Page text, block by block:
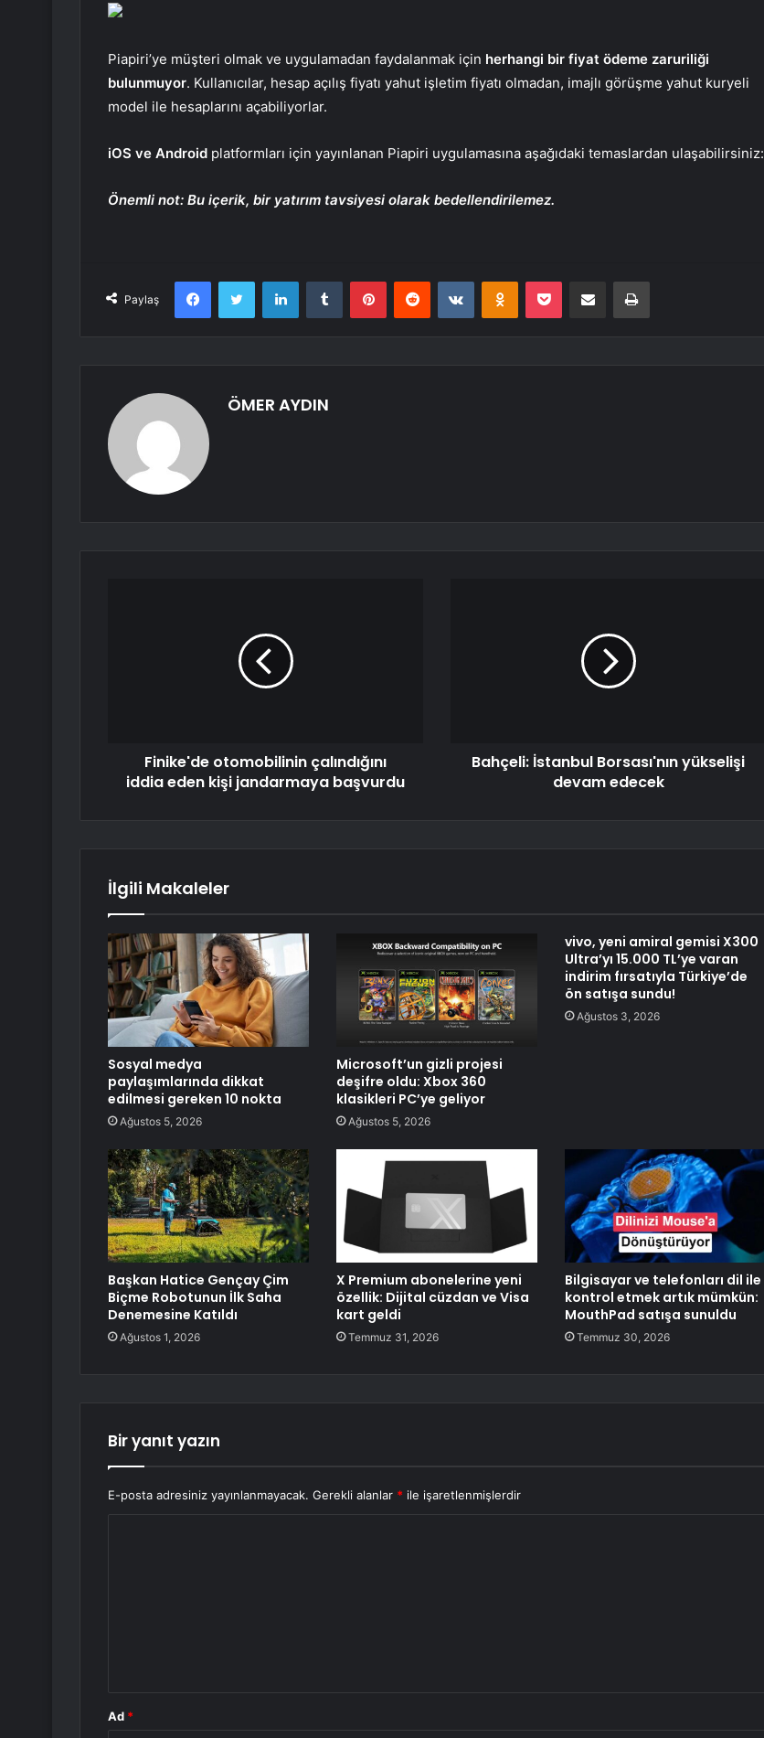
Piapiri’ye müşteri olmak ve uygulamadan faydalanmak için herhangi bir fiyat ödeme zaruriliği
bulunmuyor. Kullanıcılar, hesap açılış fiyatı yahut işletim fiyatı olmadan, imajlı görüşme yahut kuryeli
model ile hesaplarını açabiliyorlar.
iOS ve Android platformları için yayınlanan Piapiri uygulamasına aşağıdaki temaslardan ulaşabilirsiniz:
Önemli not: Bu içerik, bir yatırım tavsiyesi olarak bedellendirilemez.
Paylaş
FacebookTwitter LinkedInTumblr PinterestReddit VKontakteOdnoklassniki
Pocket E-Posta ile paylaş Yazdır
ÖMER AYDIN
Finike'de otomobilinin çalındığını
iddia eden kişi jandarmaya başvurdu
Bahçeli: İstanbul Borsası'nın yükselişi
devam edecek
İlgili Makaleler
Sosyal medya
paylaşımlarında dikkat
edilmesi gereken 10 nokta
Ağustos 5, 2026
Microsoft’un gizli projesi
deşifre oldu: Xbox 360
klasikleri PC’ye geliyor
Ağustos 5, 2026
vivo, yeni amiral gemisi X300
Ultra’yı 15.000 TL’ye varan
indirim fırsatıyla Türkiye’de
ön satışa sundu!
Ağustos 3, 2026
Başkan Hatice Gençay Çim
Biçme Robotunun İlk Saha
Denemesine Katıldı
Ağustos 1, 2026
X Premium abonelerine yeni
özellik: Dijital cüzdan ve Visa
kart geldi
Temmuz 31, 2026
Bilgisayar ve telefonları dil ile
kontrol etmek artık mümkün:
MouthPad satışa sunuldu
Temmuz 30, 2026
Bir yanıt yazın
E-posta adresiniz yayınlanmayacak. Gerekli alanlar * ile işaretlenmişlerdir
Ad *